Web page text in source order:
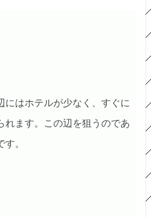
にはホテルが少なく、すぐに
れます。この辺を狙うのであ
。